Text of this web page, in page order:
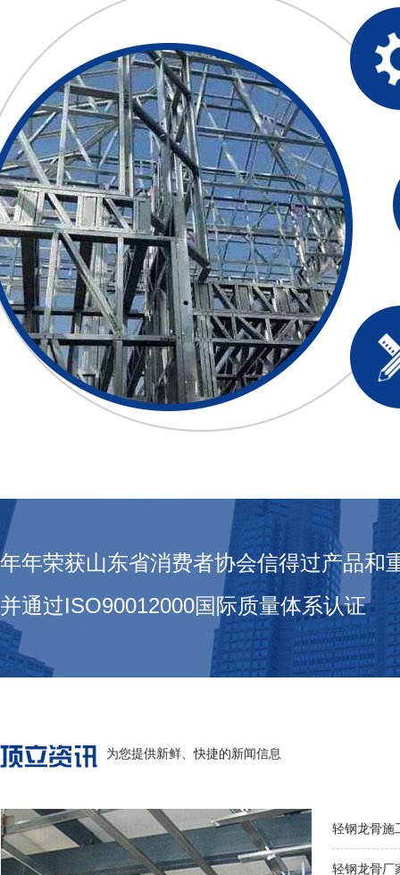
年年荣获山东省消费者协会信得过产品和
并通过ISO90012000国际质量体系认证
为您提供新鲜、快捷的新闻信息
轻钢龙骨施
轻钢龙骨厂